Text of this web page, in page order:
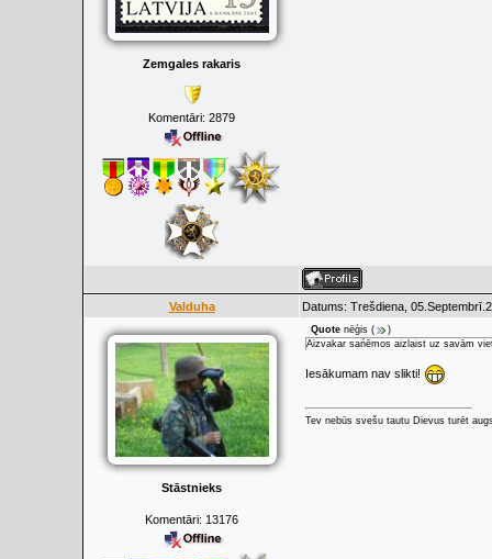
Zemgales rakaris
Komentāri: 2879
Valduha Datums: Trešdiena,
Stāstnieks
Komentāri: 13176
Quote nēģis (
)
Aizvakar sańēmos aizlaist uz savām
Iesākumam nav slikti!
Tev nebūs svešu tautu Dievus turēt